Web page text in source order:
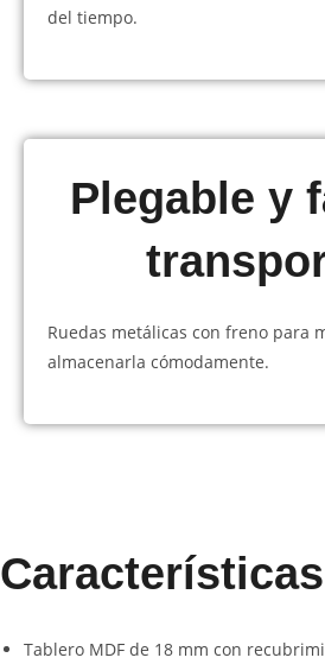
del tiempo.
Plegable y
Ruedas metálicas con freno para
almacenarla cómodamente.
Tablero MDF de 18 mm con